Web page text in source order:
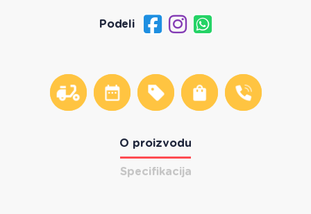
Podeli
O proizvodu
Specifikacija